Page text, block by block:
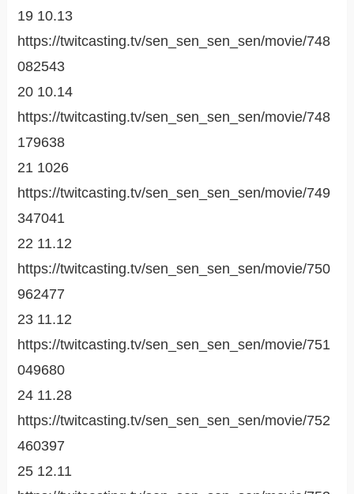
19 10.13
https://twitcasting.tv/sen_sen_sen_sen/movie/748
082543
20 10.14
https://twitcasting.tv/sen_sen_sen_sen/movie/748
179638
21 1026
https://twitcasting.tv/sen_sen_sen_sen/movie/749
347041
22 11.12
https://twitcasting.tv/sen_sen_sen_sen/movie/750
962477
23 11.12
https://twitcasting.tv/sen_sen_sen_sen/movie/751
049680
24 11.28
https://twitcasting.tv/sen_sen_sen_sen/movie/752
460397
25 12.11